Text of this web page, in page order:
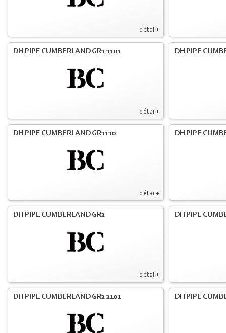
détail+
détail+
DH PIPE CUMBERLAND GR1 1101 DH PIPE
détail+
DH PIPE CUMBERLAND GR1110 DH PIPE
détail+
DH PIPE CUMBERLAND GR2 DH PIPE
DH PIPE CUMBERLAND GR2 2101 DH PIPE